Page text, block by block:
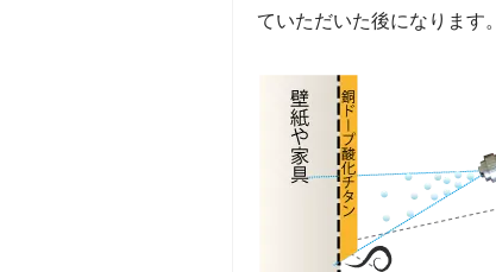
ていただいた後になります。